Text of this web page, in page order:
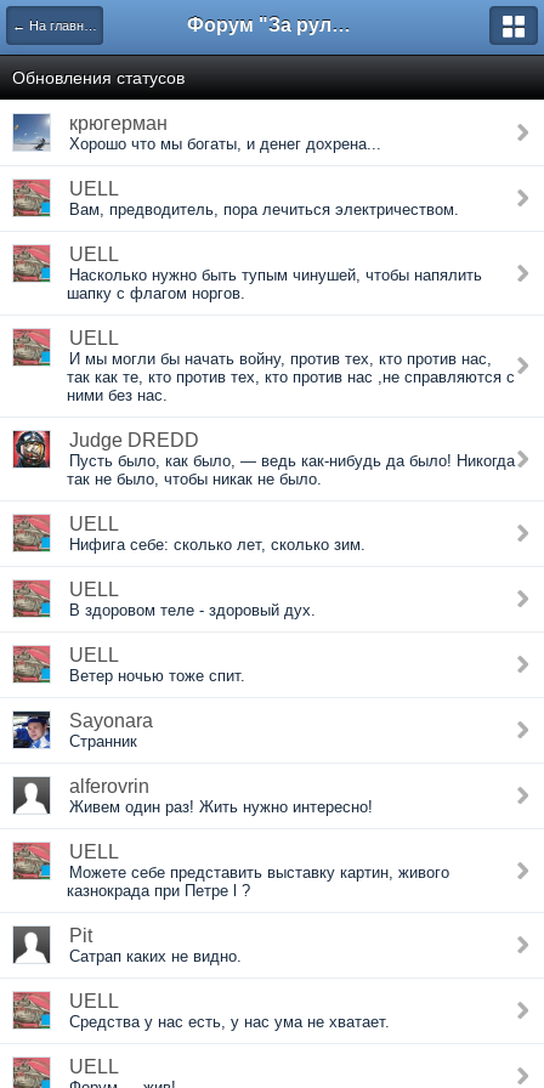
← На главную Форум "За рулем"
Обновления статусов
крюгерман
Хорошо что мы богаты, и денег дохрена...
UELL
Вам, предводитель, пора лечиться электричеством.
UELL
Насколько нужно быть тупым чинушей, чтобы напялить
шапку с флагом норгов.
UELL
И мы могли бы начать войну, против тех, кто против нас,
так как те, кто против тех, кто против нас ,не справляются с
ними без нас.
Judge DREDD
Пусть было, как было, — ведь как-нибудь да было! Никогда
так не было, чтобы никак не было.
UELL
Нифига себе: сколько лет, сколько зим.
UELL
В здоровом теле - здоровый дух.
UELL
Ветер ночью тоже спит.
Sayonara
Странник
alferovrin
Живем один раз! Жить нужно интересно!
UELL
Можете себе представить выставку картин, живого
казнокрада при Петре l ?
Pit
Сатрап каких не видно.
UELL
Средства у нас есть, у нас ума не хватает.
UELL